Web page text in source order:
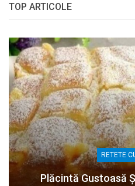
TOP ARTICOLE
RETETE
Plăcintă Gustoasă